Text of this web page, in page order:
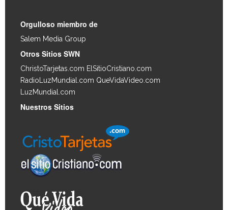
Orgulloso miembro de
Salem Media Group
Otros Sitios SWN
ChristoTarjetas.com ElSitioCristiano.com
RadioLuzMundial.com QueVidaVideo.com
LuzMundial.com
Nuestros Sitios